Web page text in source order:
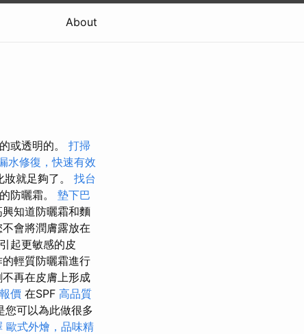
About
或透明的。 打掃
水修復，快速有效
就足夠了。 找台
防曬霜。 墊下巴
知道防曬霜和麵
會將潤膚露放在
起更敏感的皮
輕質防曬霜進行
再在皮膚上形成
價 在SPF 高品質
您可以為此做很多
歐式外燴，品味精